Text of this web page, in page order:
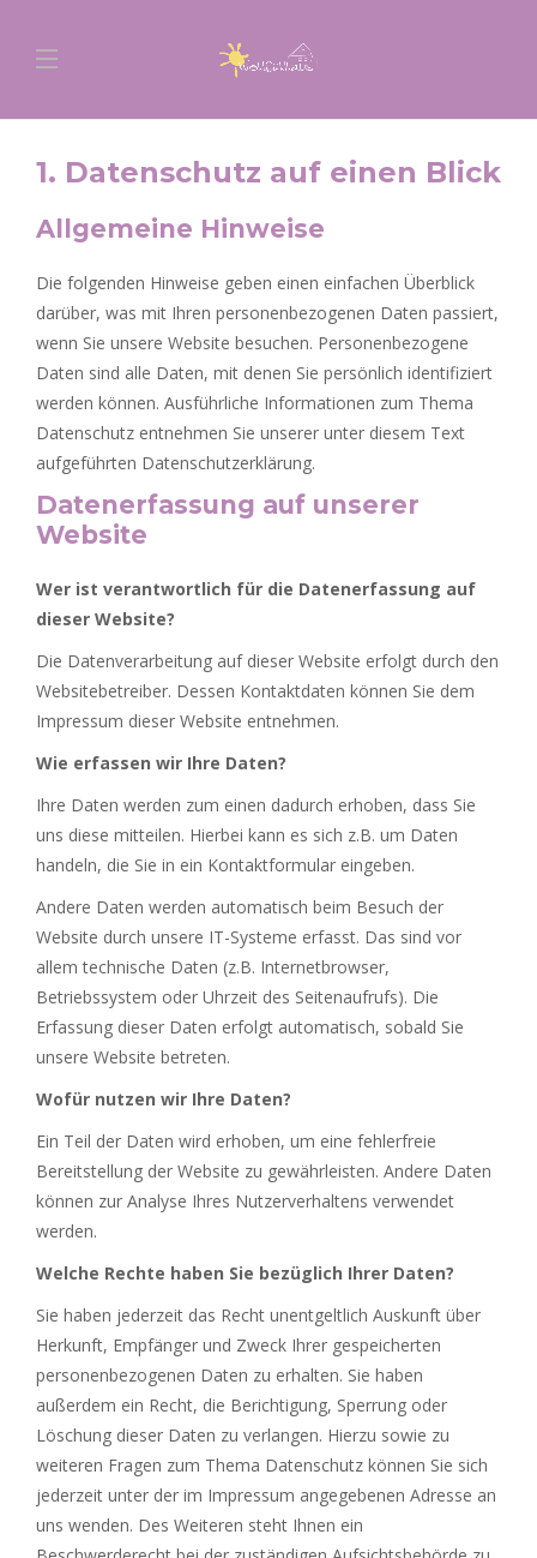
1. Datenschutz auf einen Blick
Allgemeine Hinweise
Die folgenden Hinweise geben einen einfachen Überblick
darüber, was mit Ihren personenbezogenen Daten passiert,
wenn Sie unsere Website besuchen. Personenbezogene
Daten sind alle Daten, mit denen Sie persönlich identifiziert
werden können. Ausführliche Informationen zum Thema
Datenschutz entnehmen Sie unserer unter diesem Text
aufgeführten Datenschutzerklärung.
Datenerfassung auf unserer
Website
Wer ist verantwortlich für die Datenerfassung auf
dieser Website?
Die Datenverarbeitung auf dieser Website erfolgt durch den
Websitebetreiber. Dessen Kontaktdaten können Sie dem
Impressum dieser Website entnehmen.
Wie erfassen wir Ihre Daten?
Ihre Daten werden zum einen dadurch erhoben, dass Sie
uns diese mitteilen. Hierbei kann es sich z.B. um Daten
handeln, die Sie in ein Kontaktformular eingeben.
Andere Daten werden automatisch beim Besuch der
Website durch unsere IT-Systeme erfasst. Das sind vor
allem technische Daten (z.B. Internetbrowser,
Betriebssystem oder Uhrzeit des Seitenaufrufs). Die
Erfassung dieser Daten erfolgt automatisch, sobald Sie
unsere Website betreten.
Wofür nutzen wir Ihre Daten?
Ein Teil der Daten wird erhoben, um eine fehlerfreie
Bereitstellung der Website zu gewährleisten. Andere Daten
können zur Analyse Ihres Nutzerverhaltens verwendet
werden.
Welche Rechte haben Sie bezüglich Ihrer Daten?
Sie haben jederzeit das Recht unentgeltlich Auskunft über
Herkunft, Empfänger und Zweck Ihrer gespeicherten
personenbezogenen Daten zu erhalten. Sie haben
außerdem ein Recht, die Berichtigung, Sperrung oder
Löschung dieser Daten zu verlangen. Hierzu sowie zu
weiteren Fragen zum Thema Datenschutz können Sie sich
jederzeit unter der im Impressum angegebenen Adresse an
uns wenden. Des Weiteren steht Ihnen ein